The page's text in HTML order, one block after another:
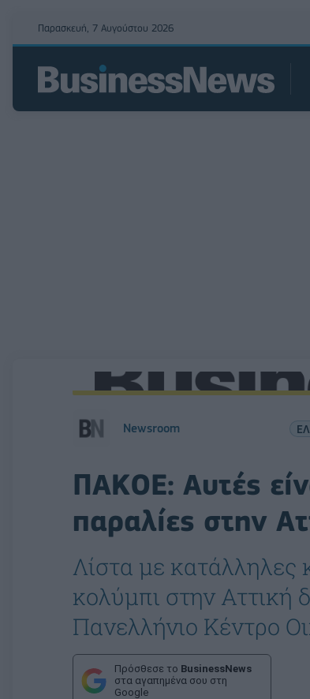
Παρασκευή, 7 Αυγούστου 2026
Newsroom
ΠΑΚΟΕ: Αυτές
παραλίες στην
Λίστα με κατάλληλες
κολύμπι στην
Πανελλήνιο Κέντρο
Πρόσθεσε το BusinessNews
στα αγαπημένα σου στη
Google